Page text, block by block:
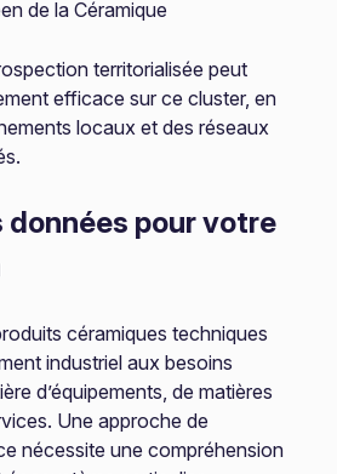
de la Céramique
territorialisée peut
efficace sur ce cluster, en
locaux et des réseaux
données pour votre
céramiques techniques
industriel aux besoins
d’équipements, de matières
Une approche de
nécessite une compréhension